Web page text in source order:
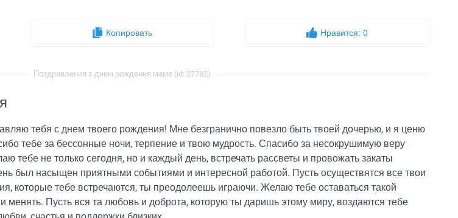
Копировать Нравится: 0
Поздравления с днем рождения маме (id: 27782)
тебя с днем твоего рождения! Мне безгранично повезло быть твоей дочерью, и я ценю
тебе за бессонные ночи, терпение и твою мудрость. Спасибо за несокрушимую веру
тебе не только сегодня, но и каждый день, встречать рассветы и провожать закаты
был насыщен приятными событиями и интересной работой. Пусть осуществятся все твои
которые тебе встречаются, ты преодолеешь играючи. Желаю тебе оставаться такой
Пусть вся та любовь и доброта, которую ты даришь этому миру, воздаются тебе